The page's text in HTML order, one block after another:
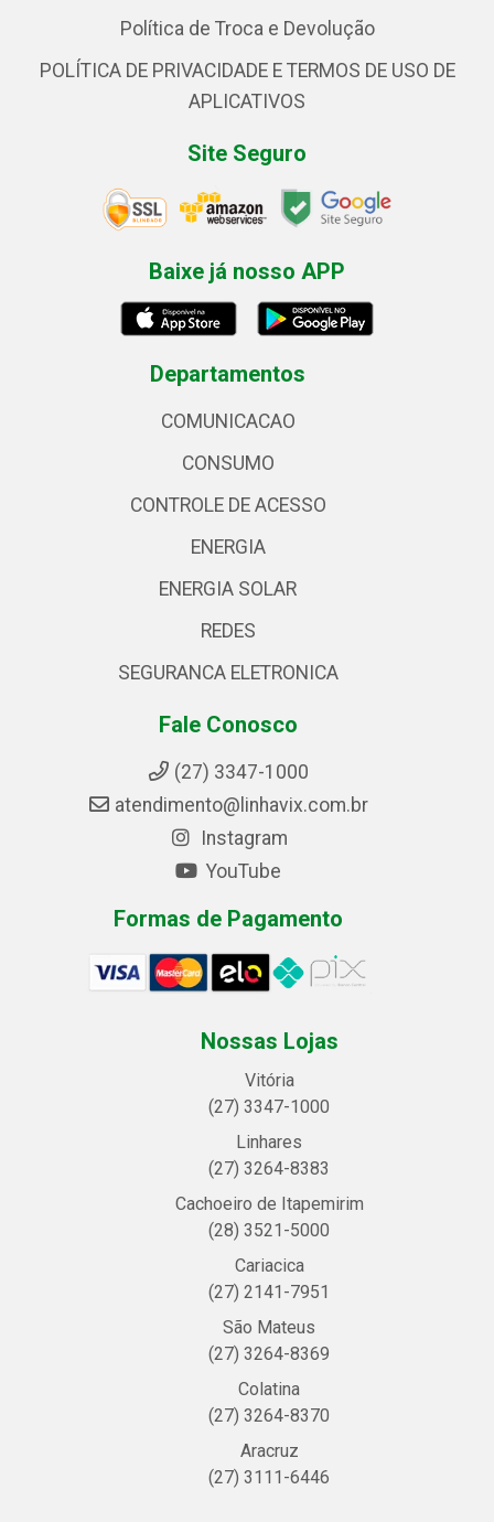
Política de Troca e Devolução
POLÍTICA DE PRIVACIDADE E TERMOS DE USO DE
APLICATIVOS
Site Seguro
Baixe já nosso APP
Departamentos
COMUNICACAO
CONSUMO
CONTROLE DE ACESSO
ENERGIA
ENERGIA SOLAR
REDES
SEGURANCA ELETRONICA
Fale Conosco
(27) 3347-1000
atendimento@linhavix.com.br
Instagram
YouTube
Formas de Pagamento
Nossas Lojas
Vitória
(27) 3347-1000
Linhares
(27) 3264-8383
Cachoeiro de Itapemirim
(28) 3521-5000
Cariacica
(27) 2141-7951
São Mateus
(27) 3264-8369
Colatina
(27) 3264-8370
Aracruz
(27) 3111-6446